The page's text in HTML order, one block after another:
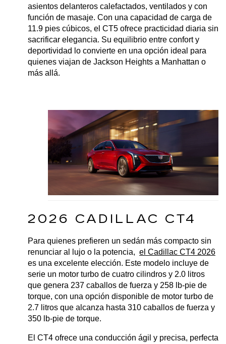
asientos delanteros calefactados, ventilados y con
función de masaje. Con una capacidad de carga de
11.9 pies cúbicos, el CT5 ofrece practicidad diaria sin
sacrificar elegancia. Su equilibrio entre confort y
deportividad lo convierte en una opción ideal para
quienes viajan de Jackson Heights a Manhattan o
más allá.
2026 CADILLAC CT4
Para quienes prefieren un sedán más compacto sin
renunciar al lujo o la potencia, el Cadillac CT4 2026
es una excelente elección. Este modelo incluye de
serie un motor turbo de cuatro cilindros y 2.0 litros
que genera 237 caballos de fuerza y 258 lb-pie de
torque, con una opción disponible de motor turbo de
2.7 litros que alcanza hasta 310 caballos de fuerza y
350 lb-pie de torque.
El CT4 ofrece una conducción ágil y precisa, perfecta